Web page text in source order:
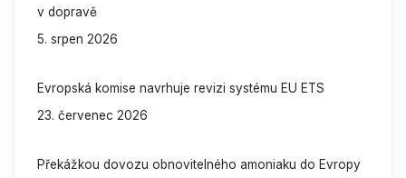
v dopravě
5. srpen 2026
Evropská komise navrhuje revizi systému EU ETS
23. červenec 2026
Překážkou dovozu obnovitelného amoniaku do Evropy